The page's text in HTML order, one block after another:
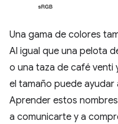
Una gama de colores
Al igual que una pelota
o una taza de café venti
el tamaño puede ayudar
Aprender estos
a comunicarte y a